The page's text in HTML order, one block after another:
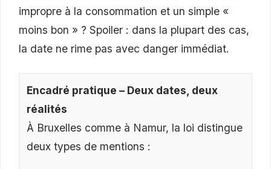
impropre à la consommation et un simple «
moins bon » ? Spoiler : dans la plupart des cas,
la date ne rime pas avec danger immédiat.
Encadré pratique – Deux dates, deux
réalités
À Bruxelles comme à Namur, la loi distingue
deux types de mentions :